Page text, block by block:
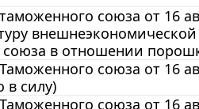
союза от 16
в отношении
союза от 16
в силу)
союза от 16